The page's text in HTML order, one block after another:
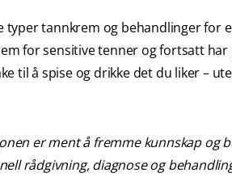
typer tannkrem og behandlinger for
for sensitive tenner og fortsatt
til å spise og drikke det du liker –
er ment å fremme kunnskap og
rådgivning, diagnose og